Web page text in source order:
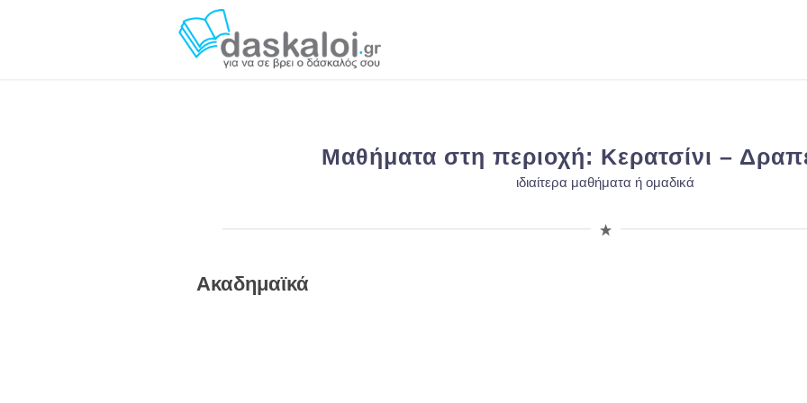
Μαθήματα στη περιοχή: Κερατσίνι –
ιδιαίτερα μαθήματα ή ομαδικά
Ακαδημαϊκά